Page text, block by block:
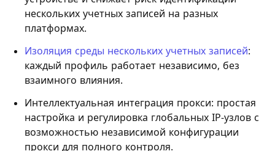
нескольких учетных записей на разных
платформах.
Изоляция среды нескольких учетных записей:
каждый профиль работает независимо, без
взаимного влияния.
Интеллектуальная интеграция прокси: простая
настройка и регулировка глобальных IP-узлов с
возможностью независимой конфигурации
прокси для полного контроля.